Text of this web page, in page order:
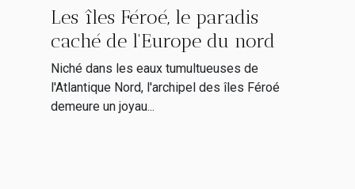
Les îles Féroé, le paradis
caché de l'Europe du nord
Niché dans les eaux tumultueuses de
l'Atlantique Nord, l'archipel des îles Féroé
demeure un joyau...